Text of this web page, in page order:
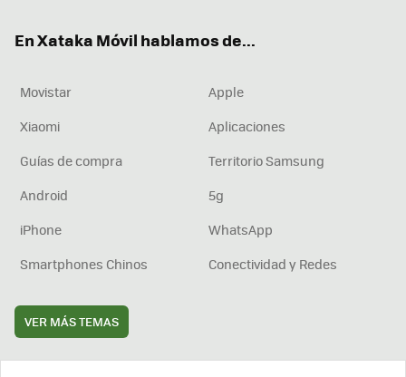
En Xataka Móvil hablamos de...
Movistar
Apple
Xiaomi
Aplicaciones
Guías de compra
Territorio Samsung
Android
5g
iPhone
WhatsApp
Smartphones Chinos
Conectividad y Redes
VER MÁS TEMAS